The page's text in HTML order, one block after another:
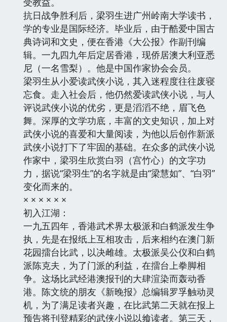
抗日战争胜利后，梁羽生进广州岭南大学读书，
学的专业是国际经济。毕业后，由于酷爱中国古
典诗词和文史，便在香港《大公报》作副刊编
辑。一九四九年后定居香港，现侨居澳大利亚悉
尼（一名雪梨）。他是中国作家协会会员。
梁羽生从小爱读武侠小说，其入迷程度往往废寝
忘食。走入社会后，他仍然爱读武侠小说，与人
评说武侠小说的优劣，更是滔滔不绝，眉飞色
舞。深厚的文学功底，丰富的文史知识，加上对
武侠小说的喜爱和大量阅读，为他以后创作新派
武侠小说打下了牢固的基础。在众多的武侠小说
作家中，梁羽生欣赏白羽（宫竹心）的文字功
力，据说“梁羽生”的名字就是由“梁慧如”、“白羽”
变化而来的。
× × × × × ×
初入江湖：
一九五四年，香港武术界太极派和白鹤派发生争
执，先是在报纸上互相攻击，后来相约在澳门新
花园擂台比武，以决雌雄。太极派吴公仪和白鹤
派陈克夫，为了门派的利益，在擂台上拳脚相
争。这场比武经港澳报刊的大肆渲染而轰动香
港。陈文统的朋友《新晚报》总编辑罗孚触动灵
机，为了满足读者兴趣，在比武第二天就在报上
预告将刊登精彩的武侠小说以飨读者。第三天，